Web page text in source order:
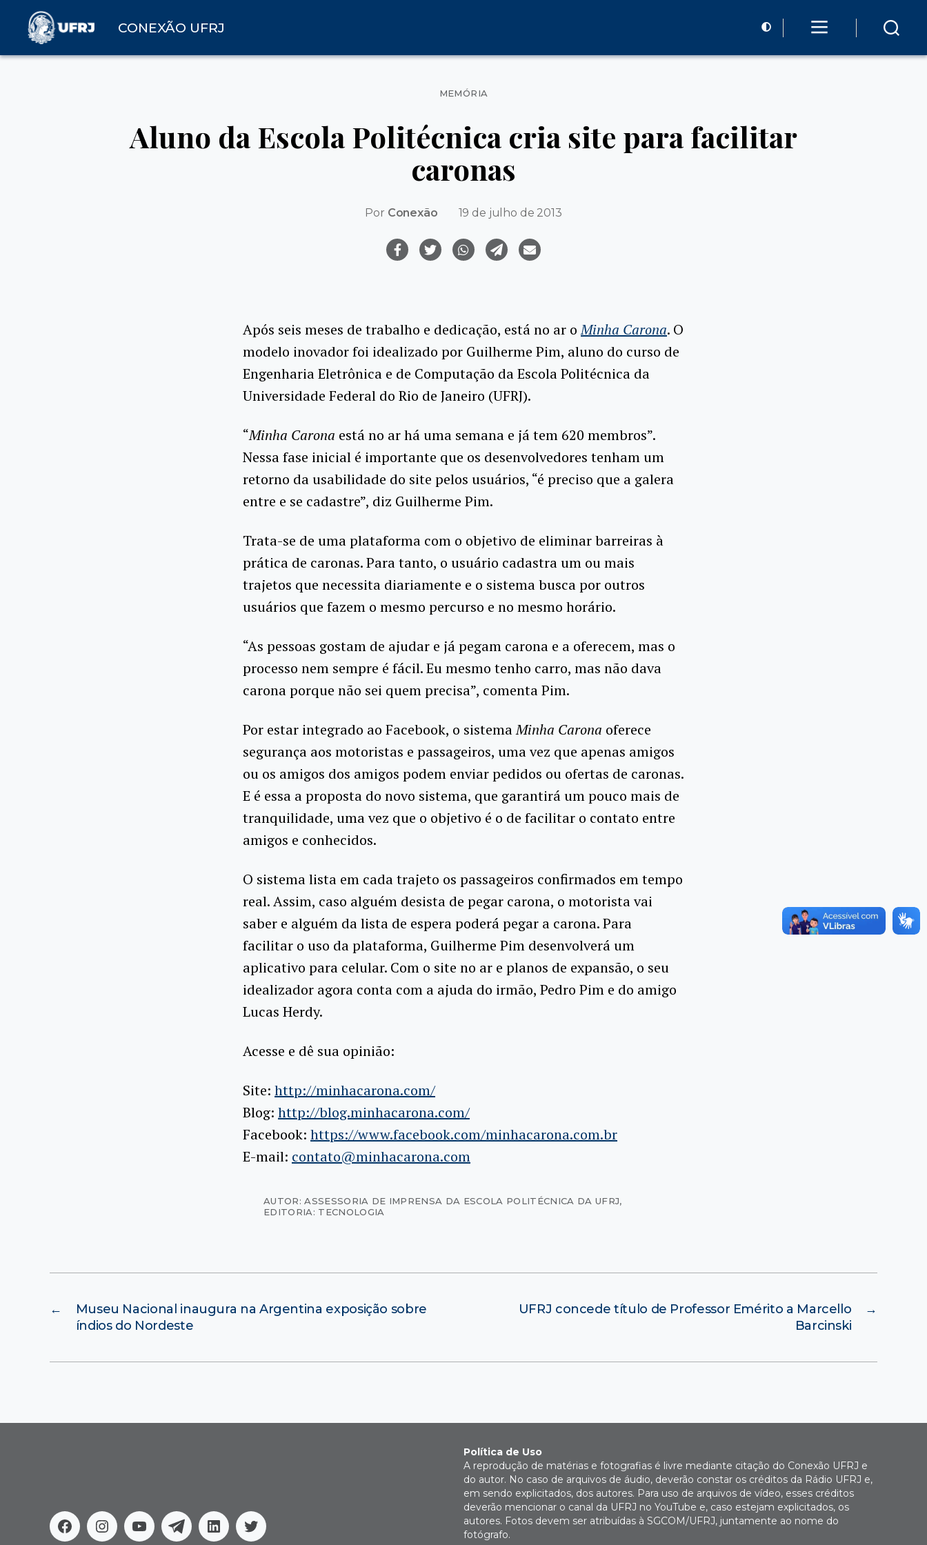
CONEXÃO UFRJ
Categorias
MEMÓRIA
Aluno da Escola Politécnica cria site para facilitar
caronas
Por Conexão 19 de julho de 2013
Após seis meses de trabalho e dedicação, está no ar oMinha Carona. O
modelo inovador foi idealizado por Guilherme Pim, aluno do curso de
Engenharia Eletrônica e de Computação da Escola Politécnica da
Universidade Federal do Rio de Janeiro (UFRJ).
“Minha Carona está no ar há uma semana e já tem 620 membros”.
Nessa fase inicial é importante que os desenvolvedores tenham um
retorno da usabilidade do site pelos usuários, “é preciso que a galera
entre e se cadastre”, diz Guilherme Pim.
Trata-se de uma plataforma com o objetivo de eliminar barreiras à
prática de caronas. Para tanto, o usuário cadastra um ou mais
trajetos que necessita diariamente e o sistema busca por outros
usuários que fazem o mesmo percurso e no mesmo horário.
“As pessoas gostam de ajudar e já pegam carona e a oferecem, mas o
processo nem sempre é fácil. Eu mesmo tenho carro, mas não dava
carona porque não sei quem precisa”, comenta Pim.
Por estar integrado ao Facebook, o sistemaMinha Carona oferece
segurança aos motoristas e passageiros, uma vez que apenas amigos
ou os amigos dos amigos podem enviar pedidos ou ofertas de caronas.
E é essa a proposta do novo sistema, que garantirá um pouco mais de
tranquilidade, uma vez que o objetivo é o de facilitar o contato entre
amigos e conhecidos.
O sistema lista em cada trajeto os passageiros confirmados em tempo
real. Assim, caso alguém desista de pegar carona, o motorista vai
saber e alguém da lista de espera poderá pegar a carona. Para
facilitar o uso da plataforma, Guilherme Pim desenvolverá um
aplicativo para celular. Com o site no ar e planos de expansão, o seu
idealizador agora conta com a ajuda do irmão, Pedro Pim e do amigo
Lucas Herdy.
Acesse e dê sua opinião:
Site: http://minhacarona.com/
Blog: http://blog.minhacarona.com/
Facebook: https://www.facebook.com/minhacarona.com.br
E-mail: contato@minhacarona.com
AUTOR: ASSESSORIA DE IMPRENSA DA ESCOLA POLITÉCNICA DA UFRJ,
EDITORIA: TECNOLOGIA
←
Museu Nacional inaugura na Argentina exposição sobre
índios do Nordeste
→
UFRJ concede título de Professor Emérito a Marcello
Barcinski
FacebookInstagram
YoutubeTelegramLinkedinTwitter
Política de Uso
A reprodução de matérias e fotografias é livre mediante citação do Conexão UFRJ e
do autor. No caso de arquivos de áudio, deverão constar os créditos da Rádio UFRJ e,
em sendo explicitados, dos autores. Para uso de arquivos de vídeo, esses créditos
deverão mencionar o canal da UFRJ no YouTube e, caso estejam explicitados, os
autores. Fotos devem ser atribuídas à SGCOM/UFRJ, juntamente ao nome do
fotógrafo.